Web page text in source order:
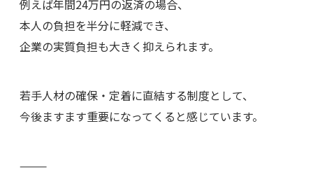
例えば年間24万円の返済の場合、
本人の負担を半分に軽減でき、
企業の実質負担も大きく抑えられます。
若手人材の確保・定着に直結する制度として、
今後ますます重要になってくると感じています。
⸻